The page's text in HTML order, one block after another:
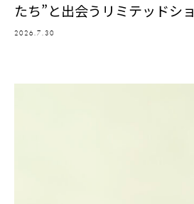
たち”と出会うリミテッドシ
2026.7.30